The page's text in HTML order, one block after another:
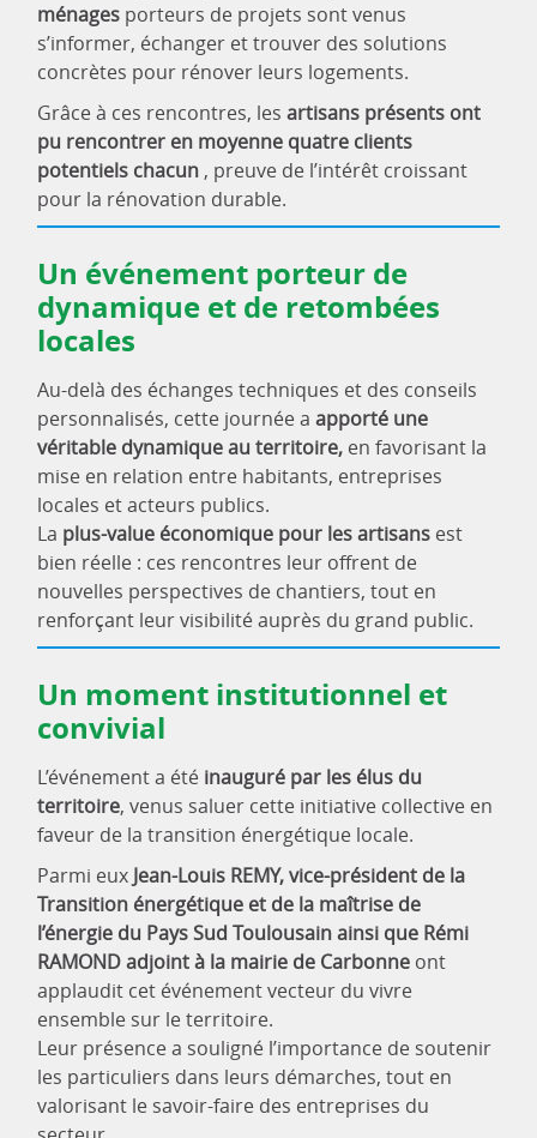
ménages porteurs de projets sont venus
s’informer, échanger et trouver des solutions
concrètes pour rénover leurs logements.
Grâce à ces rencontres, les artisans présents ont
pu rencontrer en moyenne quatre clients
potentiels chacun , preuve de l’intérêt croissant
pour la rénovation durable.
Un événement porteur de
dynamique et de retombées
locales
Au-delà des échanges techniques et des conseils
personnalisés, cette journée a apporté une
véritable dynamique au territoire, en favorisant la
mise en relation entre habitants, entreprises
locales et acteurs publics.
La plus-value économique pour les artisans est
bien réelle : ces rencontres leur offrent de
nouvelles perspectives de chantiers, tout en
renforçant leur visibilité auprès du grand public.
Un moment institutionnel et
convivial
L’événement a été inauguré par les élus du
territoire, venus saluer cette initiative collective en
faveur de la transition énergétique locale.
Parmi eux Jean-Louis REMY, vice-président de la
Transition énergétique et de la maîtrise de
l’énergie du Pays Sud Toulousain ainsi que Rémi
RAMOND adjoint à la mairie de Carbonne ont
applaudit cet événement vecteur du vivre
ensemble sur le territoire.
Leur présence a souligné l’importance de soutenir
les particuliers dans leurs démarches, tout en
valorisant le savoir-faire des entreprises du